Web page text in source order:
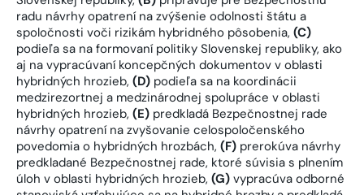
radu návrhy opatrení na zvýšenie odolnosti štátu a
spoločnosti voči rizikám hybridného pôsobenia, (C)
podieľa sa na formovaní politiky Slovenskej republiky, ako
aj na vypracúvaní koncepčných dokumentov v oblasti
hybridných hrozieb, (D) podieľa sa na koordinácii
medzirezortnej a medzinárodnej spolupráce v oblasti
hybridných hrozieb, (E) predkladá Bezpečnostnej rade
návrhy opatrení na zvyšovanie celospoločenského
povedomia o hybridných hrozbách, (F) prerokúva návrhy
predkladané Bezpečnostnej rade, ktoré súvisia s plnením
úloh v oblasti hybridných hrozieb, (G) vypracúva odborné